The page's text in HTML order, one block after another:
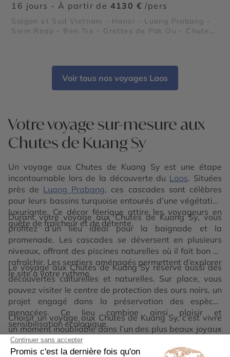
16 jours - À partir de 4130 € /pers
Saïgon et Sud Vietnam - Hanoi - Luang Prabang -
Siem Reap - Ben Tre - Grottes de Pak Ou - Chutes
Sap - Banteay Srei - Ta Prohm
Voir tous nos voyages Laos
Votre voyage sur-mesure aux
Chutes de Kuang Sy
Un voyage aux Chutes de Kuang Sy est une étape
incontournable lors de la découverte du Laos. Situées
près de Luang Prabang, ces cascades sont célèbres
pour leurs bassins turquoise entourés d’une végétation
luxuriante. Ce décor féerique attire les voyageurs en
quête de fraîcheur et de détente.
Durant votre voyage aux Chutes de Kuang Sy, vous
profitez d’un lieu idéal pour la baignade et la
promenade. Les cascades se déversent en plusieurs
niveaux, offrant des piscines naturelles où il fait bon se
rafraîchir. Les sentiers aménagés permettent d’explorer
le site à votre rythme.
Le voyage aux Chutes de Kuang Sy réserve aussi des
découvertes culturelles et naturelles. Sur place, vous
pouvez visiter le centre de protection des ours noirs, un
projet engagé dans la préservation des espèces
menacées. Ce lieu combine ainsi plaisir et
sensibilisation écologique.
Choisir un voyage aux Chutes de Kuang Sy, c’est vivre
un moment inoubliable dans l’un des plus beaux joyaux
naturels du Laos, alliant paysages, détente et
authenticité.